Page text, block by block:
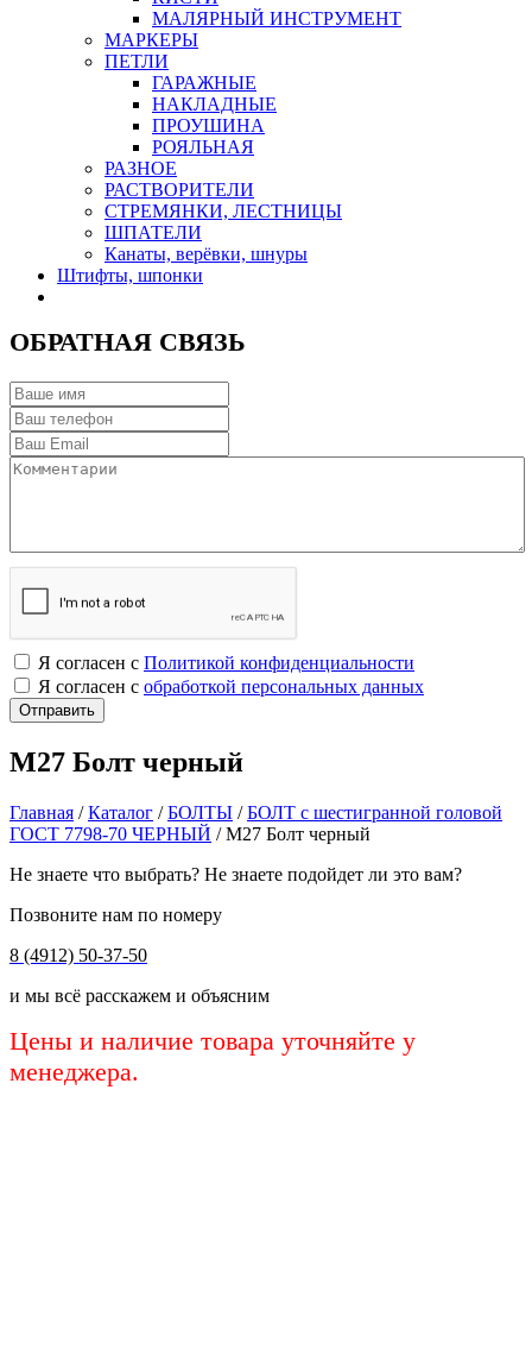
МАЛЯРНЫЙ ИНСТРУМЕНТ
МАРКЕРЫ
ПЕТЛИ
ГАРАЖНЫЕ
НАКЛАДНЫЕ
ПРОУШИНА
РОЯЛЬНАЯ
РАЗНОЕ
РАСТВОРИТЕЛИ
СТРЕМЯНКИ, ЛЕСТНИЦЫ
ШПАТЕЛИ
Канаты, верёвки, шнуры
Штифты, шпонки
ОБРАТНАЯ СВЯЗЬ
Я согласен с Политикой конфиденциальности
Я согласен с обработкой персональных данных
М27 Болт черный
Главная /Каталог /БОЛТЫ /БОЛТ с шестигранной головой
ГОСТ 7798-70 ЧЕРНЫЙ /М27 Болт черный
Не знаете что выбрать? Не знаете подойдет ли это вам?
Позвоните нам по номеру
8 (4912) 50-37-50
и мы всё расскажем и объясним
Цены и наличие товара уточняйте у
менеджера.